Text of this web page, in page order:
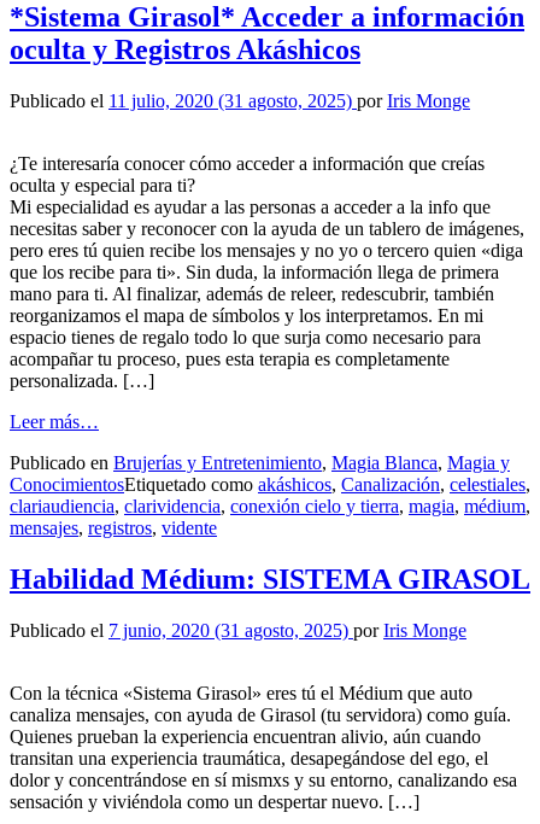
*Sistema Girasol* Acceder a información
oculta y Registros Akáshicos
Publicado el 11 julio, 2020 (31 agosto, 2025) por Iris Monge
¿Te interesaría conocer cómo acceder a información que creías
oculta y especial para ti?
Mi especialidad es ayudar a las personas a acceder a la info que
necesitas saber y reconocer con la ayuda de un tablero de imágenes,
pero eres tú quien recibe los mensajes y no yo o tercero quien «diga
que los recibe para ti». Sin duda, la información llega de primera
mano para ti. Al finalizar, además de releer, redescubrir, también
reorganizamos el mapa de símbolos y los interpretamos. En mi
espacio tienes de regalo todo lo que surja como necesario para
acompañar tu proceso, pues esta terapia es completamente
personalizada. […]
Leer más…
Girasol*
Acceder
a
información
y
Registros
Publicado en Brujerías y Entretenimiento, Magia Blanca, Magia y
ConocimientosEtiquetado como akáshicos, Canalización, celestiales,
clariaudiencia, clarividencia, conexión cielo y tierra, magia, médium,
mensajes, registros, vidente
Habilidad Médium: SISTEMA GIRASOL
Publicado el 7 junio, 2020 (31 agosto, 2025) por Iris Monge
Con la técnica «Sistema Girasol» eres tú el Médium que auto
canaliza mensajes, con ayuda de Girasol (tu servidora) como guía.
Quienes prueban la experiencia encuentran alivio, aún cuando
transitan una experiencia traumática, desapegándose del ego, el
dolor y concentrándose en sí mismxs y su entorno, canalizando esa
sensación y viviéndola como un despertar nuevo. […]